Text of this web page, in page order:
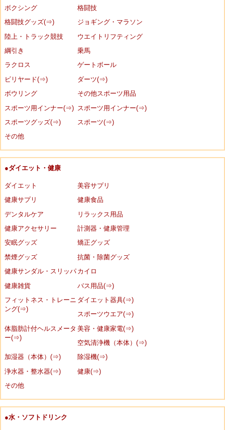
ボクシング
格闘技
格闘技グッズ(⇒)
ジョギング・マラソン
陸上・トラック競技
ウエイトリフティング
綱引き
乗馬
ラクロス
ゲートボール
ビリヤード(⇒)
ダーツ(⇒)
ボウリング
その他スポーツ用品
スポーツ用インナー(⇒)
スポーツ用インナー(⇒)
スポーツグッズ(⇒)
スポーツ(⇒)
その他
●ダイエット・健康
ダイエット
美容サプリ
健康サプリ
健康食品
デンタルケア
リラックス用品
健康アクセサリー
計測器・健康管理
安眠グッズ
矯正グッズ
禁煙グッズ
抗菌・除菌グッズ
健康サンダル・スリッパ カイロ
健康雑貨
バス用品(⇒)
フィットネス・トレーニ
ング(⇒)
ダイエット器具(⇒)
スポーツウエア(⇒)
体脂肪計付ヘルスメータ
ー(⇒)
美容・健康家電(⇒)
空気清浄機（本体）(⇒)
加湿器（本体）(⇒)
除湿機(⇒)
浄水器・整水器(⇒)
健康(⇒)
その他
●水・ソフトドリンク